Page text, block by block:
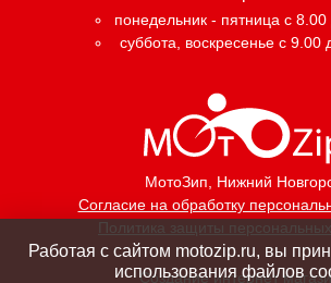
МотоЗип, Нижний
Согласие на обработку
Политика защиты
понедельник - пятница с
суббота, воскресенье с 9.00
Создание интернет
Работая с сайтом motozip.ru, вы
использования файлов